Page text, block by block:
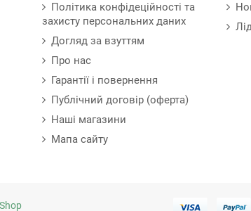
Політика конфідеційності та
захисту персональних даних
Догляд за взуттям
Про нас
Гарантії і повернення
Публічний договір (оферта)
Наші магазини
Мапа сайту